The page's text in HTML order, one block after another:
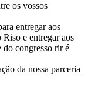
os vossos
entregar aos
e entregar aos
congresso rir é
da nossa parceria